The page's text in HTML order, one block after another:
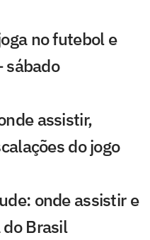
no futebol e
sábado
assistir,
do jogo
onde assistir e
do Brasil